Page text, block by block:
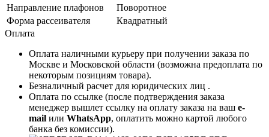
Направление плафонов
Поворотное
Форма рассеивателя
Квадратный
Оплата
Оплата наличными курьеру при получении заказа по
Москве и Московской области (возможна предоплата по
некоторым позициям товара).
Безналичный расчет для юридических лиц .
Оплата по ссылке (после подтверждения заказа
менеджер вышлет ссылку на оплату заказа на ваш e-
mail или WhatsApp, оплатить можно картой любого
банка без комиссии).